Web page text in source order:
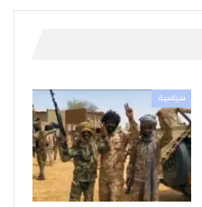
سياسية